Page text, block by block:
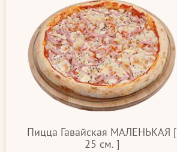
Пицца Гавайская МАЛЕНЬКАЯ [
25 cм. ]